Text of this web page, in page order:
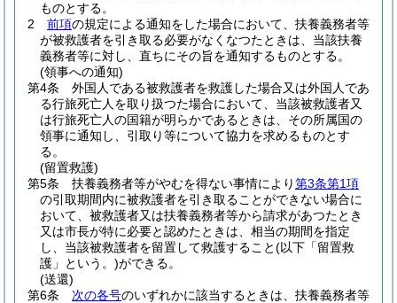
ものとする。
2
前項の規定による通知をした場合において、扶養義務者等
が被救護者を引き取る必要がなくなつたときは、当該扶養
義務者等に対し、直ちにその旨を通知するものとする。
(領事への通知)
第4条
外国人である被救護者を救護した場合又は外国人であ
る行旅死亡人を取り扱つた場合において、当該被救護者又
は行旅死亡人の国籍が明らかであるときは、その所属国の
領事に通知し、引取り等について協力を求めるものとす
る。
(留置救護)
第5条
扶養義務者等がやむを得ない事情により第3条第1項
の引取期間内に被救護者を引き取ることができない場合に
おいて、被救護者又は扶養義務者等から請求があつたとき
又は市長が特に必要と認めたときは、相当の期間を指定
し、当該被救護者を留置して救護すること(以下「留置救
護」という。)ができる。
(送還)
第6条
次の各号のいずれかに該当するときは、扶養義務者等